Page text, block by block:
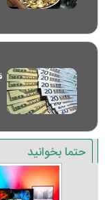
حتما بخوانید